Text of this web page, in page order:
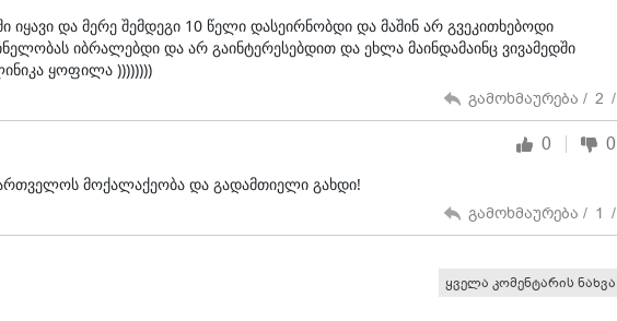
იყავი და მერე შემდეგი 10 წელი დასეირნობდი და მაშინ არ გვეკითხებოდი
იბრალებდი და არ გაინტერესებდით და ეხლა მაინდამაინც ვივამედში
ყოფილა ))))))))
გამოხმაურება / 2 /
0 0
მოქალაქეობა და გადამთიელი გახდი!
გამოხმაურება / 1 /
ყველა კომენტარის ნახვა